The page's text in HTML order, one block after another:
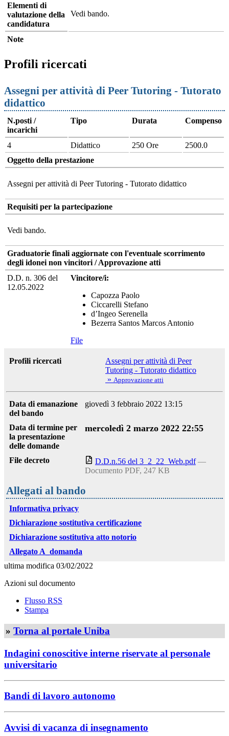
Elementi di
valutazione della
candidatura
Vedi bando.
Note
Profili ricercati
Assegni per attività di Peer Tutoring - Tutorato
didattico
N.posti /
incarichi
Tipo Durata Compenso
4 Didattico 250 Ore
2500.0
Oggetto della prestazione
Assegni per attività di Peer Tutoring - Tutorato didattico
Requisiti per la partecipazione
Vedi bando.
Graduatorie finali aggiornate con l'eventuale scorrimento
degli idonei non vincitori / Approvazione atti
D.D. n. 306 del
12.05.2022
Vincitore/i:
Capozza Paolo
Ciccarelli Stefano
d’Ingeo Serenella
Bezerra Santos Marcos Antonio
File
Profili ricercati
Assegni per attività di Peer
Tutoring - Tutorato didattico
» Approvazione atti
Data di emanazione
del bando
giovedì 3 febbraio 2022 13:15
Data di termine per
la presentazione
delle domande
mercoledì 2 marzo 2022 22:55
File decreto D.D.n.56 del 3_2_22_Web.pdf —
Documento PDF, 247 KB
Allegati al bando
Informativa privacy
Dichiarazione sostitutiva certificazione
Dichiarazione sostitutiva atto notorio
Allegato A_domanda
ultima modifica 03/02/2022
Azioni sul documento
Flusso RSS
Stampa
» Torna al portale Uniba
Indagini conoscitive interne riservate al personale
universitario
Bandi di lavoro autonomo
Avvisi di vacanza di insegnamento